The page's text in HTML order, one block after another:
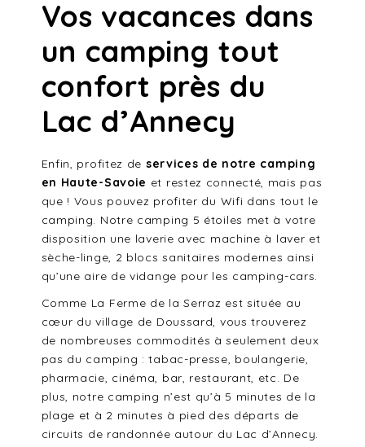
Vos vacances dans
un camping tout
confort près du
Lac d’Annecy
Enfin, profitez de services de notre camping
en Haute-Savoie et restez connecté, mais pas
que ! Vous pouvez profiter du Wifi dans tout le
camping. Notre camping 5 étoiles met à votre
disposition une laverie avec machine à laver et
sèche-linge, 2 blocs sanitaires modernes ainsi
qu’une aire de vidange pour les camping-cars.
Comme La Ferme de la Serraz est située au
cœur du village de Doussard, vous trouverez
de nombreuses commodités à seulement deux
pas du camping : tabac-presse, boulangerie,
pharmacie, cinéma, bar, restaurant, etc. De
plus, notre camping n’est qu’à 5 minutes de la
plage et à 2 minutes à pied des départs de
circuits de randonnée autour du Lac d’Annecy.